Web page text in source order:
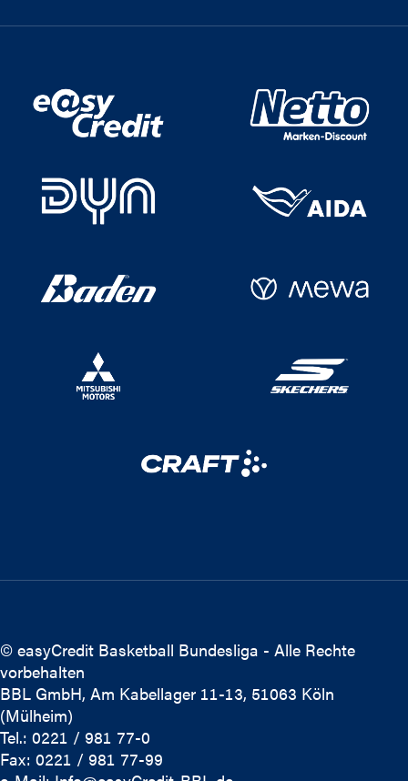
© easyCredit Basketball Bundesliga - Alle Rechte
vorbehalten
BBL GmbH, Am Kabellager 11-13, 51063 Köln
(Mülheim)
Tel.: 0221 / 981 77-0
Fax: 0221 / 981 77-99